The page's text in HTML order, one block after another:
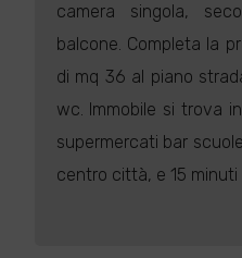
camera singola,
balcone. Completa la
di mq 36 al piano
wc. Immobile si trova
supermercati bar
centro città, e 15 minuti